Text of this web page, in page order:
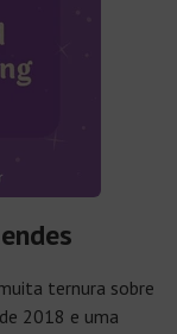
ternura sobre
2018 e uma